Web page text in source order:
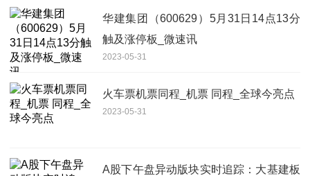
华建集团（600629）5月31日14点13分
触及涨停板_微速讯
2023-05-31
火车票机票同程_机票 同程_全球今亮点
2023-05-31
A股下午盘异动版块实时追踪：大基建板